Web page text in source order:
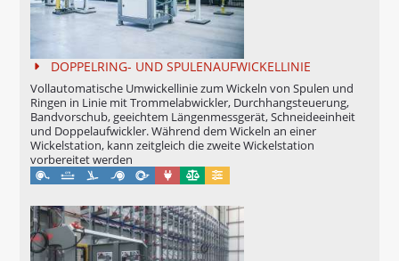
SIGNOMAT
SPEICHER / TÄNZER
ACUMATIC
VORSCHÜBE
AUTOFEED - Bandvorschub
ROLFEED - Rollenvorschub
AUTOLOG - UMWICKELLINIE MIT
AUTOMATISCHER TROMMELAUFNAHME
DOPPELRING- UND SPULENAUFWICKELLINIE
Vollautomatische Umwickellinie zum Wickeln von Spulen und
Ringen in Linie mit Trommelabwickler, Durchhangsteuerung,
Bandvorschub, geeichtem Längenmessgerät, Schneideeinheit
und Doppelaufwickler. Während dem Wickeln an einer
Wickelstation, kann zeitgleich die zweite Wickelstation
vorbereitet werden
Maschinell
Eichung möglich
Konfigurierbar